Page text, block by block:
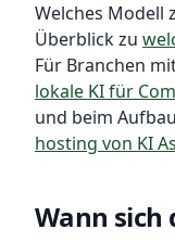
Welches Modell
Überblick zu
Für Branchen
lokale KI für
und beim
hosting von KI
Wann sich